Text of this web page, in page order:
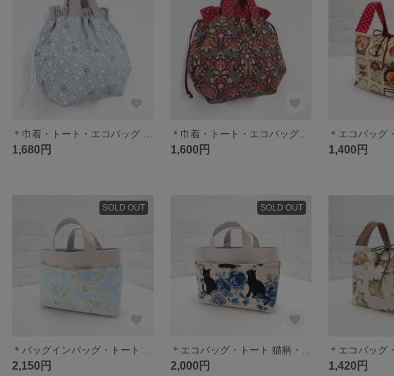
1,680円
＊巾着・トート・エコバッグ花と猫柄＊
1,600円 1,400円
SOLD OUT
2,150円
SOLD OUT
2,000円 1,420円